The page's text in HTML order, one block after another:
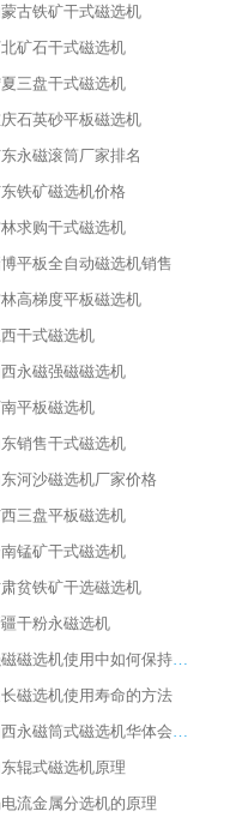
古铁矿干式磁选机
矿石干式磁选机
三盘干式磁选机
石英砂平板磁选机
永磁滚筒厂家排名
铁矿磁选机价格
求购干式磁选机
平板全自动磁选机销售
高梯度平板磁选机
干式磁选机
永磁强磁磁选机
平板磁选机
销售干式磁选机
河沙磁选机厂家价格
三盘平板磁选机
锰矿干式磁选机
贫铁矿干选磁选机
干粉永磁选机
强磁磁选机使用中如何保持其顺畅运行
磁选机使用寿命的方法
山西永磁筒式磁选机华体会手机网页版-华体会(中国)
辊式磁选机原理
流金属分选机的原理